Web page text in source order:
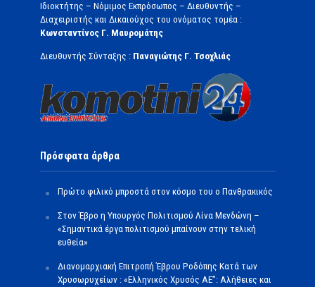
Ιδιοκτήτης – Νόμιμος Εκπρόσωπος – Διευθυντής –
Διαχειριστής και Δικαιούχος του ονόματος τομέα :
Κωνσταντίνος Γ. Μαυρομάτης
Διευθυντής Σύνταξης : Παναγιώτης Γ. Τσοχλιάς
Πρόσφατα άρθρα
Πρώτο φιλικό μπροστά στον κόσμο του ο Πανθρακικός
Στον Έβρο η Υπουργός Πολιτισμού Λίνα Μενδώνη –
«Σημαντικά έργα πολιτισμού μπαίνουν στην τελική
ευθεία»
Διανομαρχιακή Επιτροπή Έβρου Ροδόπης Κατά των
Χρυσωρυχείων : «Ελληνικός Χρυσός ΑΕ”: Αλήθειες και